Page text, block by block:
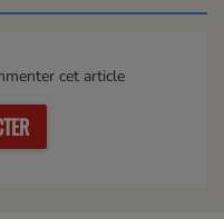
cet article